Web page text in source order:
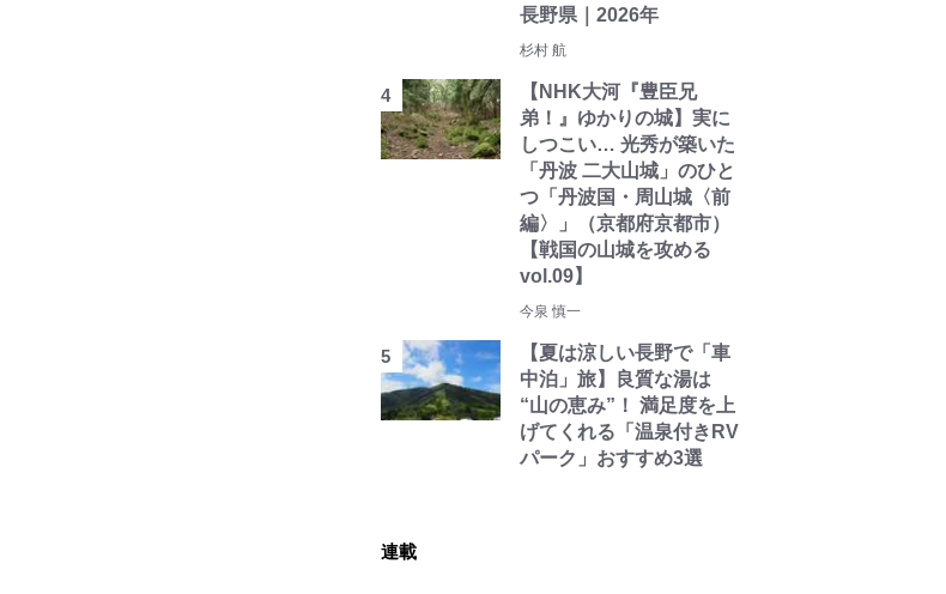
長野県｜2026年
杉村 航
【NHK大河『豊臣兄
弟！』ゆかりの城】実に
しつこい… 光秀が築いた
「丹波 二大山城」のひと
つ「丹波国・周山城〈前
編〉」（京都府京都市）
【戦国の山城を攻める
vol.09】
今泉 慎一
【夏は涼しい長野で「車
中泊」旅】良質な湯は
“山の恵み”！ 満足度を上
げてくれる「温泉付きRV
パーク」おすすめ3選
連載